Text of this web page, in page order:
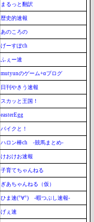
まるっと翻訳
歴史的速報
あのころの
げーすぽch
ふぇー速
mutyunのゲーム+αブログ
日刊やきう速報
スカッと王国！
easterEgg
バイクと！
ハロン棒ch -競馬まとめ-
けおけお速報
子育てちゃんねる
ぎあちゃんねる（仮）
ひま速(°∀°) -暇つぶし速報-
げぇ速